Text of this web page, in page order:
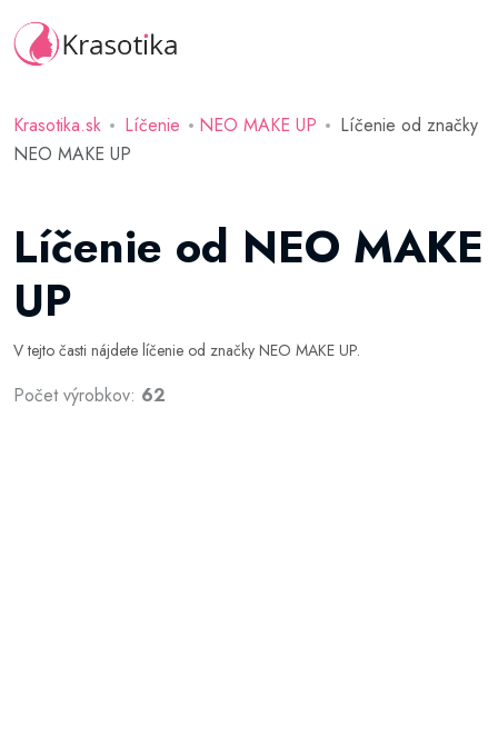
Krasotika.sk Líčenie NEO MAKE UP
Líčenie od značky
NEO MAKE UP
Líčenie od NEO MAKE
UP
V tejto časti nájdete líčenie od značky NEO MAKE UP.
Počet výrobkov: 62